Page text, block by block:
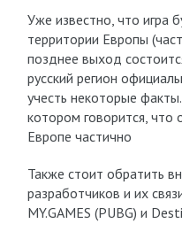
Уже известно, что игра
территории Европы
позднее выход
русский регион
учесть некоторые
котором говорится, что
Европе частично
Также стоит обратить
разработчиков и их
MY.GAMES (PUBG) и